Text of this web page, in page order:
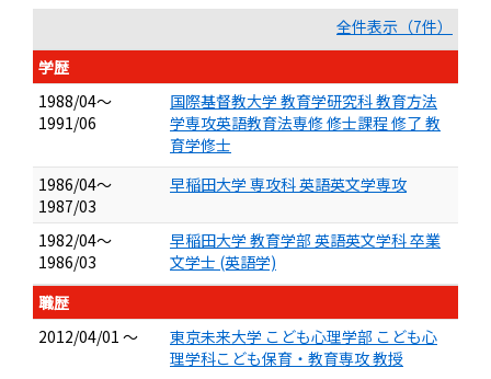
全件表示（7件）
学歴
1988/04～
1991/06
国際基督教大学 教育学研究科 教育方法
学専攻英語教育法専修 修士課程 修了 教
育学修士
1986/04～
1987/03
早稲田大学 専攻科 英語英文学専攻
1982/04～
1986/03
早稲田大学 教育学部 英語英文学科 卒業
文学士 (英語学)
職歴
2012/04/01 ～
東京未来大学 こども心理学部 こども心
理学科こども保育・教育専攻 教授